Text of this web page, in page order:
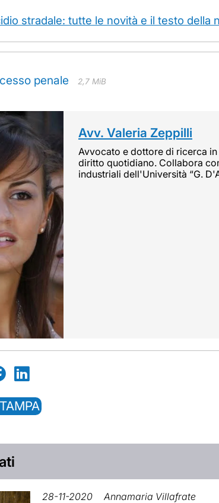
stradale: tutte le novità e il testo della
penale 2,7 MiB
Avv. Valeria Zeppilli
Avvocato e dottore di ricerca
diritto quotidiano. Collabora
industriali dell'Università “G.
28-11-2020 Annamaria Villafrate